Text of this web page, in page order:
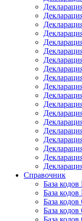
Справочник
База
База
База
База
База